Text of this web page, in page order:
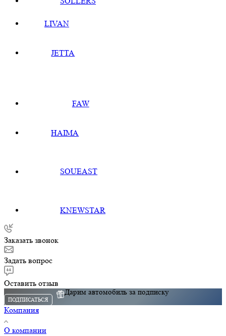
LIVAN
JETTA
FAW
HAIMA
SOUEAST
KNEWSTAR
Заказать звонок
Задать вопрос
Оставить отзыв
Дарим автомобиль за подписку
ПОДПИСАТЬСЯ
Компания
О компании